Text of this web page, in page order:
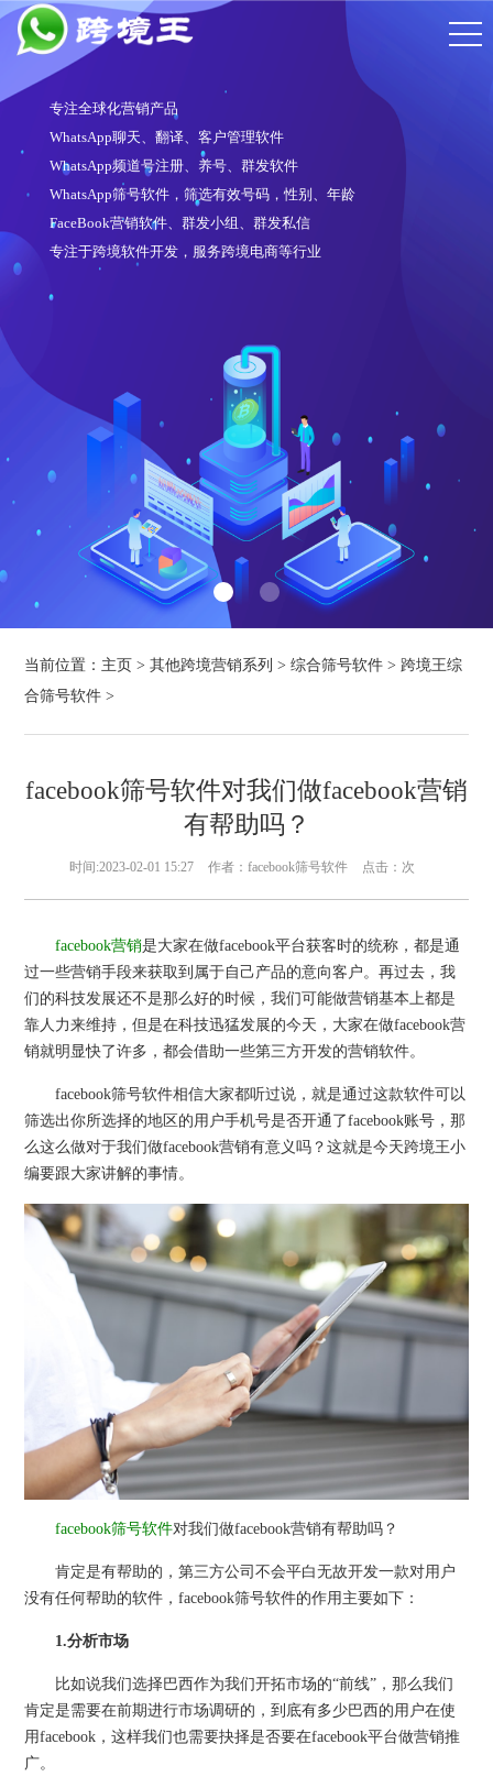
专注全球化营销产品
WhatsApp聊天、翻译、客户管理软件
WhatsApp频道号注册、养号、群发软件
WhatsApp筛号软件，筛选有效号码，性别、年龄
FaceBook营销软件、群发小组、群发私信
专注于跨境软件开发，服务跨境电商等行业
当前位置： 主页 >其他跨境营销系列 >综合筛号软件 >跨境王综
合筛号软件 >
facebook筛号软件对我们做facebook营销
有帮助吗？
时间:2023-02-01 15:27 作者：facebook筛号软件 点击： 次
facebook营销是大家在做facebook平台获客时的统称，都是通
过一些营销手段来获取到属于自己产品的意向客户。再过去，我
们的科技发展还不是那么好的时候，我们可能做营销基本上都是
靠人力来维持，但是在科技迅猛发展的今天，大家在做facebook营
销就明显快了许多，都会借助一些第三方开发的营销软件。
facebook筛号软件相信大家都听过说，就是通过这款软件可以
筛选出你所选择的地区的用户手机号是否开通了facebook账号，那
么这么做对于我们做facebook营销有意义吗？这就是今天跨境王小
编要跟大家讲解的事情。
facebook筛号软件对我们做facebook营销有帮助吗？
肯定是有帮助的，第三方公司不会平白无故开发一款对用户
没有任何帮助的软件，facebook筛号软件的作用主要如下：
1.分析市场
比如说我们选择巴西作为我们开拓市场的“前线”，那么我们
肯定是需要在前期进行市场调研的，到底有多少巴西的用户在使
用facebook，这样我们也需要抉择是否要在facebook平台做营销推
广。